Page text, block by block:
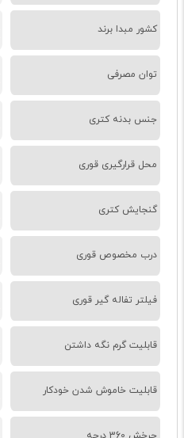
کشور مبدا برند
توان مصرفی
جنس بدنه کتری
محل قرارگیری قوری
گنجایش کتری
درب مخصوص قوری
فیلتر تفاله گیر قوری
قابلیت گرم نگه داشتن
قابلیت خاموش شدن خودکار